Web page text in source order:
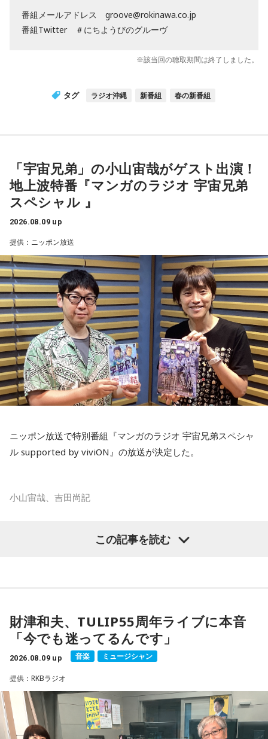
番組メールアドレス groove@rokinawa.co.jp
番組Twitter ＃にちようびのグルーヴ
※該当回の聴取期間は終了しました。
タグ ラジオ沖縄 新番組 春の新番組
「宇宙兄弟」の小山宙哉がゲスト出演！
地上波特番『マンガのラジオ 宇宙兄弟
スペシャル 』
2026.08.09 up
提供：ニッポン放送
ニッポン放送で特別番組『マンガのラジオ 宇宙兄弟スペシャ
ル supported by viviON』の放送が決定した。
小山宙哉、吉田尚記
パーソナリティを務め、漫画にまつわるゲストを迎えるポッ
18年に及ぶ「宇宙兄弟」の連載完結のタイミングでの出演と
なり、「宇宙兄弟」誕生のエピソードや「キャラクターに出
会う」というキャラクター造形について、ストーリーの発想
小山宙哉をゲストに迎える特別番組『マンガのラジオ 宇宙兄
弟スペシャル supported by viviON』は8月16日（日）19時
から放送。放送後には、地上波本編で未公開の音源を含むデ
この記事を読む
財津和夫、TULIP55周年ライブに本音
「今でも迷ってるんです」
2026.08.09 up 音楽 ミュージシャン
提供：RKBラジオ